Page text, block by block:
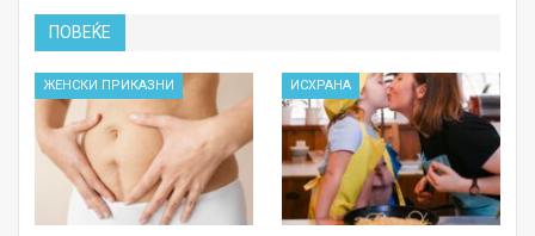
ПОВЕЌЕ
ЖЕНСКИ ПРИКАЗНИ ИСХРАНА